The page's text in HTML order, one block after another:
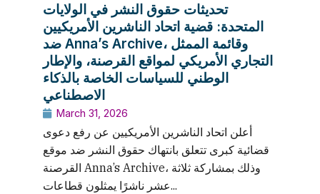
تحديثات حقوق النشر في الولايات
المتحدة: قضية اتحاد الناشرين الأمريكيين
ضد Anna’s Archive، وقائمة الممثل
التجاري الأمريكي لمواقع القرصنة، والإطار
الوطني للسياسات الخاصة بالذكاء
الاصطناعي
March 31, 2026
أعلن اتحاد الناشرين الأمريكيين عن رفع دعوى
قضائية كبرى تتعلق بانتهاك حقوق النشر ضد موقع
القرصنة Anna’s Archive، وذلك بمشاركة ثلاثة
عشر ناشرًا يمثلون قطاعات...